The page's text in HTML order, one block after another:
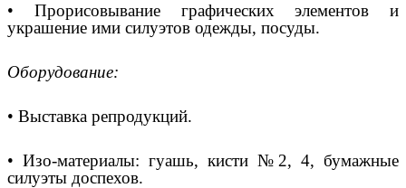
• Прорисовывание графических элементов и
украшение ими силуэтов одежды, посуды.
Оборудование:
• Выставка репродукций.
• Изо-материалы: гуашь, кисти №2, 4, бумажные
силуэты доспехов.